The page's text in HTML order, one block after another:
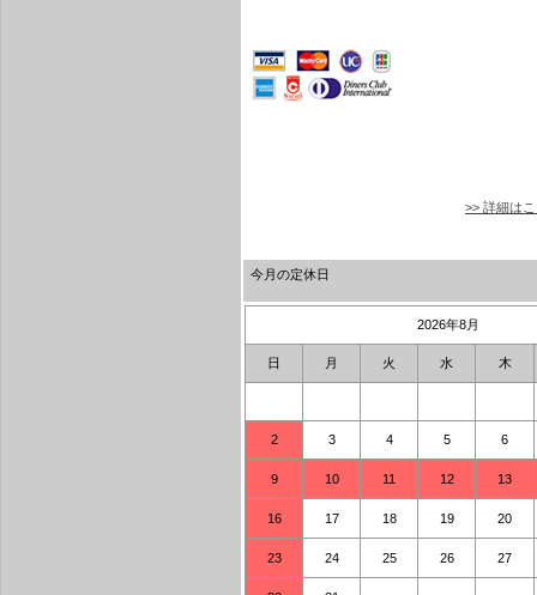
>> 詳細は
今月の定休日
2026年8月
日 月 火 水 木
2 3 4 5 6
9 10 11 12 13
16 17 18 19 20
23 24 25 26 27